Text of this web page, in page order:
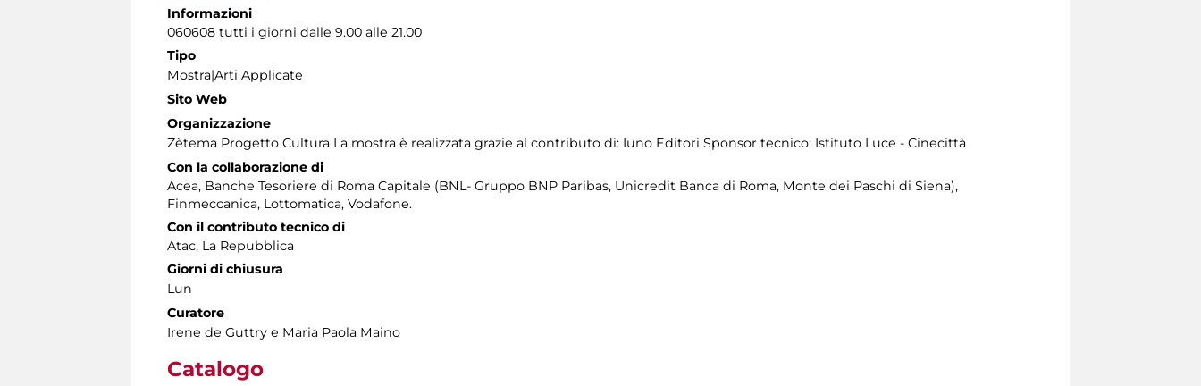
Informazioni
060608 tutti i giorni dalle 9.00 alle 21.00
Tipo
Mostra|Arti Applicate
Sito Web
Organizzazione
Zètema Progetto Cultura La mostra è realizzata grazie al contributo di: Iuno Editori Sponsor tecnico: Istituto Luce - Cinecittà
Con la collaborazione di
Acea, Banche Tesoriere di Roma Capitale (BNL- Gruppo BNP Paribas, Unicredit Banca di Roma, Monte dei Paschi di Siena),
Finmeccanica, Lottomatica, Vodafone.
Con il contributo tecnico di
Atac, La Repubblica
Giorni di chiusura
Lun
Curatore
Irene de Guttry e Maria Paola Maino
Catalogo